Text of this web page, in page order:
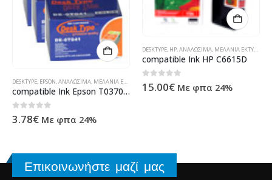
ΥΠΟΛΟΓΙΣΤΈΣ - ΗΛΕΚΤΡΟΝΙΚΆ
ΠΡΟΪΌΝΤΑ TECHNOSHOP, ΣΥΜΒΑΤΆ ΜΕΛΆΝΙΑ,ΥΠΟΛΟΓΙΣΤΈΣ - ΗΛΕΚΤΡΟΝΙΚΆ
DESKTYPE, EPSON,ΑΝΑΛΏΣΙΜΑ, ΜΕΛΆΝΙΑ ΕΚΤΥΠΩΤΏΝ
compatible Ink Epson T037040
0out of 5
3.78€ Με φπα 24%
DESKTYPE, HP,ΑΝΑΛΏΣΙΜΑ, ΜΕΛΆΝΙΑ ΕΚΤΥΠΩΤΏΝ
compatible Ink HP C6615D
0 out of 5
15.00€ Με φπα 24%
Επικοινωνήστε μαζί μας